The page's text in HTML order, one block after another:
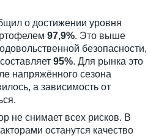
о достижении уровня
97,9%. Это выше
безопасности,
95%. Для рынка это
напряжённого сезона
а зависимость от
не снимает всех рисков. В
останутся качество